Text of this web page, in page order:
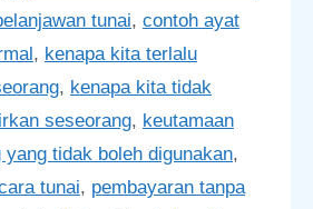
tunai, contoh ayat
, kenapa kita terlalu
, kenapa kita tidak
seseorang, keutamaan
yang tidak boleh digunakan,
tunai, pembayaran tanpa